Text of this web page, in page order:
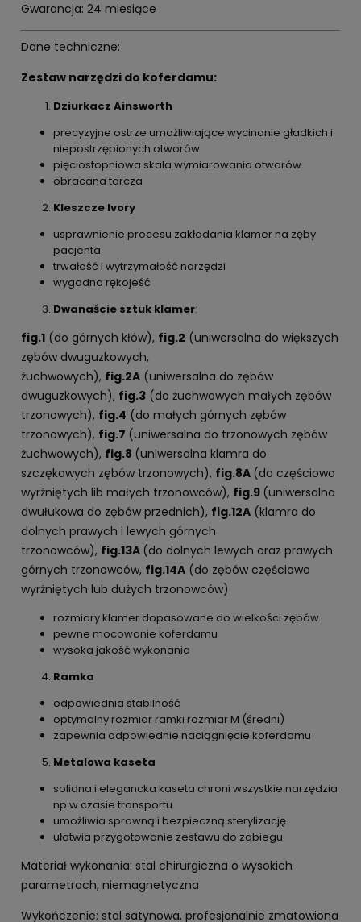
Gwarancja: 24 miesiące
Dane techniczne:
Zestaw narzędzi do koferdamu:
Dziurkacz Ainsworth
precyzyjne ostrze umożliwiające wycinanie gładkich i
niepostrzępionych otworów
pięciostopniowa skala wymiarowania otworów
obracana tarcza
Kleszcze Ivory
usprawnienie procesu zakładania klamer na zęby
pacjenta
trwałość i wytrzymałość narzędzi
wygodna rękojeść
Dwanaście sztuk klamer:
fig.1 (do górnych kłów), fig.2 (uniwersalna do większych
zębów dwuguzkowych,
żuchwowych), fig.2A (uniwersalna do zębów
dwuguzkowych), fig.3 (do żuchwowych małych zębów
trzonowych), fig.4 (do małych górnych zębów
trzonowych), fig.7 (uniwersalna do trzonowych zębów
żuchwowych), fig.8 (uniwersalna klamra do
szczękowych zębów trzonowych), fig.8A (do częściowo
wyrżniętych lib małych trzonowców), fig.9 (uniwersalna
dwułukowa do zębów przednich), fig.12A (klamra do
dolnych prawych i lewych górnych
trzonowców), fig.13A (do dolnych lewych oraz prawych
górnych trzonowców, fig.14A (do zębów częściowo
wyrżniętych lub dużych trzonowców)
rozmiary klamer dopasowane do wielkości zębów
pewne mocowanie koferdamu
wysoka jakość wykonania
Ramka
odpowiednia stabilność
optymalny rozmiar ramki rozmiar M (średni)
zapewnia odpowiednie naciągnięcie koferdamu
Metalowa kaseta
solidna i elegancka kaseta chroni wszystkie narzędzia
np.w czasie transportu
umożliwia sprawną i bezpieczną sterylizację
ułatwia przygotowanie zestawu do zabiegu
Materiał wykonania: stal chirurgiczna o wysokich
parametrach, niemagnetyczna
Wykończenie: stal satynowa, profesjonalnie zmatowiona